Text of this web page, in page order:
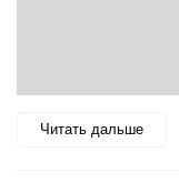
Читать дальше